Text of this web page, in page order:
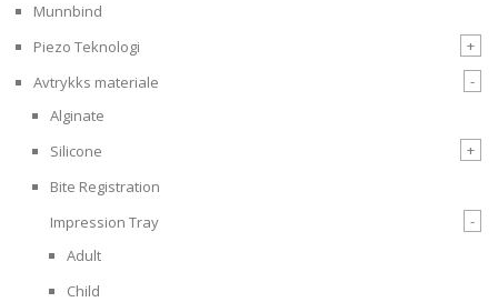
Munnbind
Piezo Teknologi
+
Avtrykks materiale
-
Alginate
Silicone
+
Bite Registration
Impression Tray
-
Adult
Child